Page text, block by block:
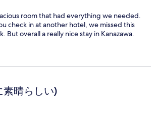
room that had everything we needed.
check in at another hotel, we missed this
But overall a really nice stay in Kanazawa.
素晴らしい)